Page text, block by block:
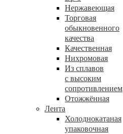
Нержавеющая
Торговая
обыкновенного
качества
Качественная
Нихромовая
Из сплавов
с высоким
сопротивлением
Отожжённая
Лента
Холоднокатаная
упаковочная